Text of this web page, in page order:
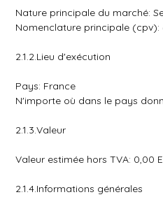
Nature principale du marché:
Nomenclature principale
2.1.2.Lieu d'exécution
Pays: France
N'importe où dans le pays
2.1.3.Valeur
Valeur estimée hors TVA: 0,00
2.1.4.Informations générales